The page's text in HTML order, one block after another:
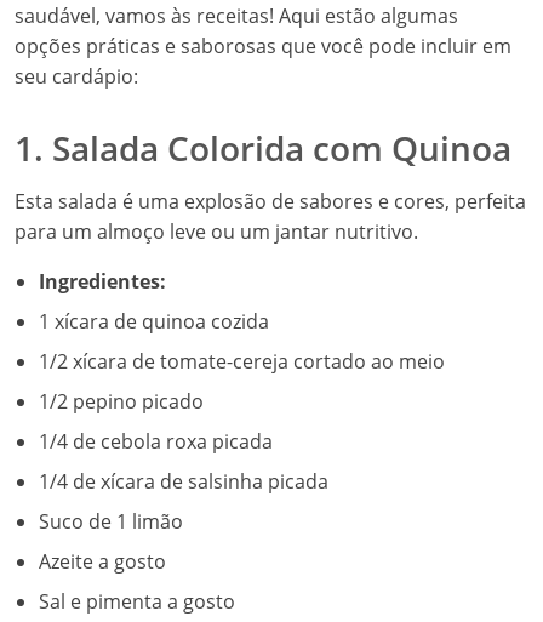
saudável, vamos às receitas! Aqui estão algumas
opções práticas e saborosas que você pode incluir em
seu cardápio:
1. Salada Colorida com Quinoa
Esta salada é uma explosão de sabores e cores, perfeita
para um almoço leve ou um jantar nutritivo.
Ingredientes:
1 xícara de quinoa cozida
1/2 xícara de tomate-cereja cortado ao meio
1/2 pepino picado
1/4 de cebola roxa picada
1/4 de xícara de salsinha picada
Suco de 1 limão
Azeite a gosto
Sal e pimenta a gosto